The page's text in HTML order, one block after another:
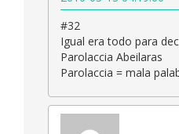
#32
Igual era todo para
Parolaccia Abeilaras
Parolaccia = mala